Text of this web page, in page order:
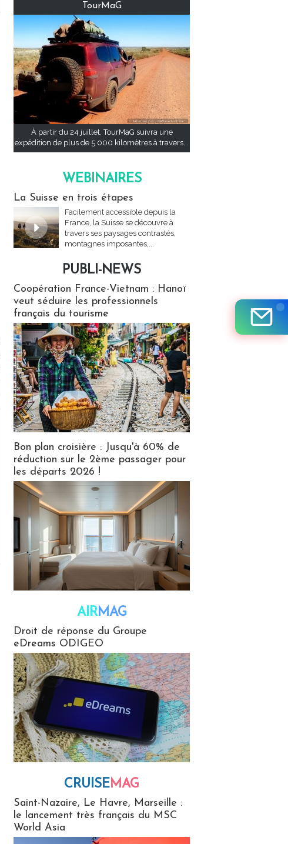
TourMaG
À partir du 24 juillet, TourMaG suivra une
expédition de plus de 5 000 kilomètres à travers...
WEBINAIRES
La Suisse en trois étapes
Facilement accessible depuis la
France, la Suisse se découvre à
travers ses paysages contrastés,
montagnes imposantes,...
PUBLI-NEWS
Coopération France-Vietnam : Hanoï
veut séduire les professionnels
français du tourisme
Bon plan croisière : Jusqu'à 60% de
réduction sur le 2ème passager pour
les départs 2026 !
AIRMAG
Droit de réponse du Groupe
eDreams ODIGEO
CRUISEMAG
Saint-Nazaire, Le Havre, Marseille :
le lancement très français du MSC
World Asia